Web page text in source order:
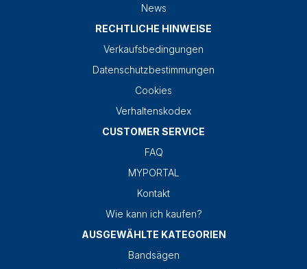
News
RECHTLICHE HINWEISE
Verkaufsbedingungen
Datenschutzbestimmungen
Cookies
Verhaltenskodex
CUSTOMER SERVICE
FAQ
MYPORTAL
Kontakt
Wie kann ich kaufen?
AUSGEWÄHLTE KATEGORIEN
Bandsägen